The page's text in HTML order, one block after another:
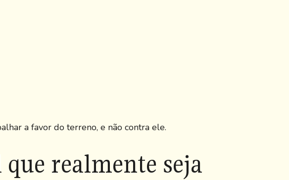
a favor do terreno, e não contra ele.
realmente seja